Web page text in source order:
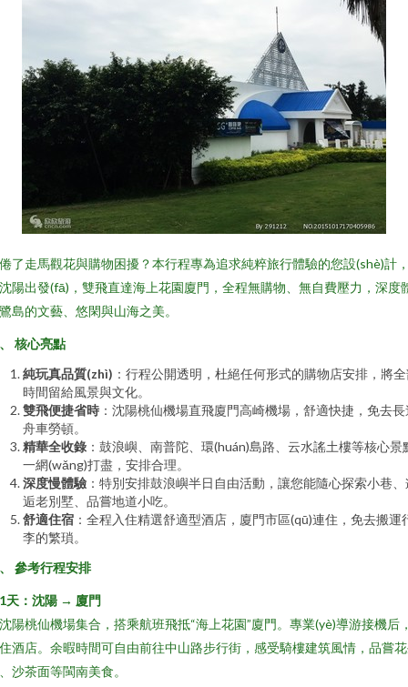
了走馬觀花與購物困擾？本行程專為追求純粹旅行體驗的您設(shè)計
陽出發(fā)，雙飛直達海上花園廈門，全程無購物、無自費壓力，深度
島的文藝、悠閑與山海之美。
核心亮點
純玩真品質(zhì) ：行程公開透明，杜絕任何形式的購物店安排，將
時間留給風景與文化。
雙飛便捷省時 ：沈陽桃仙機場直飛廈門高崎機場，舒適快捷，免去長
舟車勞頓。
精華全收錄 ：鼓浪嶼、南普陀、環(huán)島路、云水謠土樓等核心景
一網(wǎng)打盡，安排合理。
深度慢體驗 ：特別安排鼓浪嶼半日自由活動，讓您能隨心探索小巷、
逅老別墅、品嘗地道小吃。
舒適住宿 ：全程入住精選舒適型酒店，廈門市區(qū)連住，免去搬運
李的繁瑣。
參考行程安排
天：沈陽 → 廈門
陽桃仙機場集合，搭乘航班飛抵“海上花園”廈門。專業(yè)導游接機后
酒店。余暇時間可自由前往中山路步行街，感受騎樓建筑風情，品嘗
沙茶面等閩南美食。